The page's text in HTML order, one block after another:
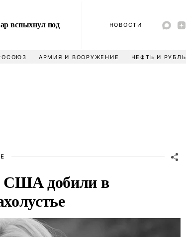
вспыхнул под
НОВОСТИ
АРМИЯ И ВООРУЖЕНИЕ НЕФТЬ И РУБЛЬ
США добили в